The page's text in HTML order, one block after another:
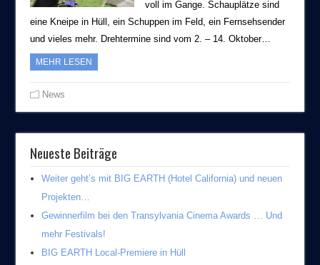
voll im Gange. Schauplätze sind
eine Kneipe in Hüll, ein Schuppen im Feld, ein Fernsehsender
und vieles mehr. Drehtermine sind vom 2. – 14. Oktober…
MEHR LESEN
News
Neueste Beiträge
Weiter geht’s mit BIG EARTH (Hotel California) und neuen
Projekten…
Gewinnerfilm bei den Transylvania Cinema Awards … Und
mehr Festivals!
BIG EARTH Local-Premiere in Hüll